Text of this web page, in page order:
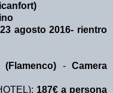
agosto 2016- rientro
(Flamenco) - Camera
187€ a persona